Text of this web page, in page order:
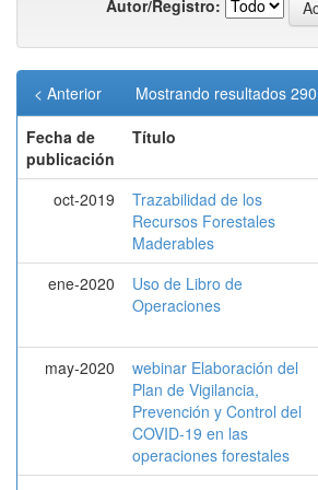
Autor/Registro:
Mostrando resultados
< Anterior
Fecha de
publicación
Título
oct-2019
Trazabilidad de los
Recursos Forestales
Maderables
ene-2020
Uso de Libro de
Operaciones
may-2020
webinar Elaboración del
Plan de Vigilancia,
Prevención y Control del
COVID-19 en las
operaciones forestales